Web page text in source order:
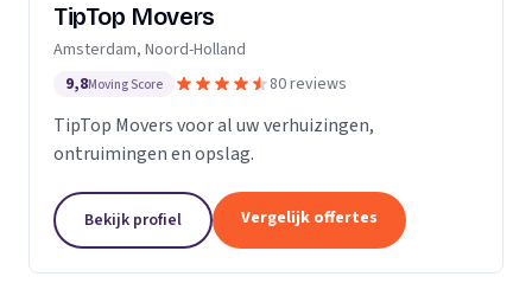
TipTop Movers
Amsterdam, Noord-Holland
9,8Moving Score 80 reviews
TipTop Movers voor al uw verhuizingen,
ontruimingen en opslag.
Bekijk profiel Vergelijk offertes